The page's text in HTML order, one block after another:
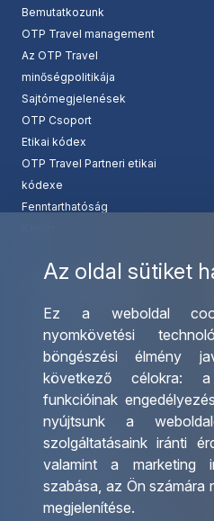
Az oldal sütiket
Ez a weboldal
nyomkövetési
böngészési élmény
következő célokra:
funkcióinak
nyújtsunk a
szolgáltatásaink iránti
valamint a marketing
szabása, az Ön számára
megjelenítése.
Bemutatkozunk
OTP Travel management
Az OTP Travel
minőségpolitikája
Sajtómegjelenések
OTP Csoport
Etikai kódex
OTP Travel Partneri etikai
kódexe
Fenntarthatóság
Csoportos utazások
szervezése
Egyéni utak szervezése
Hajóutak
Üzleti utaztatás
Nemzetközi tanár és
diákigazolványok
Letölthető katalógusunk
Ajándékutalvány
OTP Travel kedvezmények